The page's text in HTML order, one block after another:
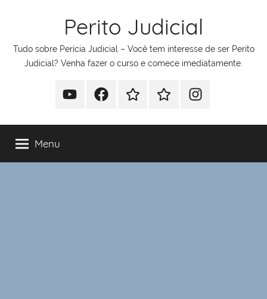
conteúdo
Perito Judicial
Tudo sobre Perícia Judicial – Você tem interesse de ser Perito
Judicial? Venha fazer o curso e comece imediatamente.
YoutubeFacebookWhatsappTelegramInstagram
Menu